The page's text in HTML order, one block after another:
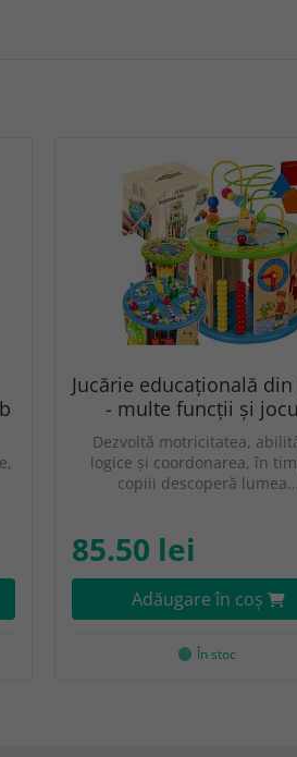
Jucărie educațională
- multe funcții și
Dezvoltă motricitatea,
logice și coordonarea, în
copiii descoperă lumea…
85.50 lei
Adăugare în coş
În stoc